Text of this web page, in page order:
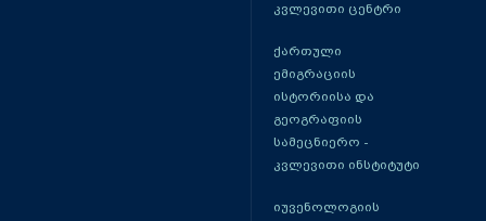
კვლევითი ცენტრი
ქართული
ემიგრაციის
ისტორიისა და
გეოგრაფიის
სამეცნიერო -
კვლევითი ინსტიტუტი
იუვენოლოგიის